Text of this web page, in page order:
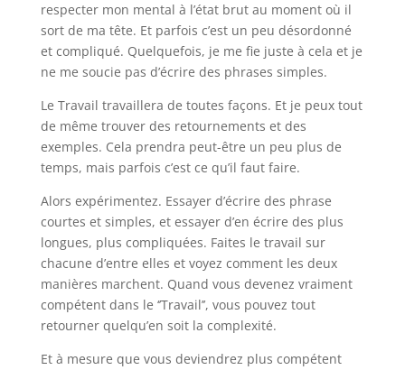
respecter mon mental à l’état brut au moment où il
sort de ma tête. Et parfois c’est un peu désordonné
et compliqué. Quelquefois, je me fie juste à cela et je
ne me soucie pas d’écrire des phrases simples.
Le Travail travaillera de toutes façons. Et je peux tout
de même trouver des retournements et des
exemples. Cela prendra peut-être un peu plus de
temps, mais parfois c’est ce qu’il faut faire.
Alors expérimentez. Essayer d’écrire des phrase
courtes et simples, et essayer d’en écrire des plus
longues, plus compliquées. Faites le travail sur
chacune d’entre elles et voyez comment les deux
manières marchent. Quand vous devenez vraiment
compétent dans le ‘’Travail’’, vous pouvez tout
retourner quelqu’en soit la complexité.
Et à mesure que vous deviendrez plus compétent